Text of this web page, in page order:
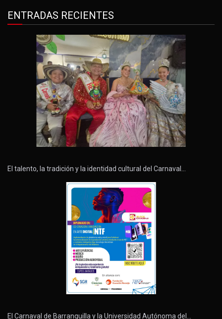
ENTRADAS RECIENTES
El talento, la tradición y la identidad cultural del Carnaval…
El Carnaval de Barranquilla y la Universidad Autónoma del…